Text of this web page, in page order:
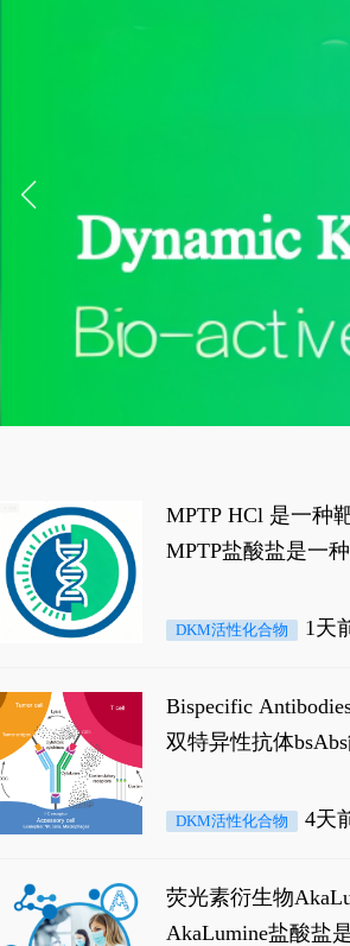
MPTP HCl 是一种
经典应用即为选择
MPTP盐酸盐是一
DKM活性化合物 1天
Bispecific
双特异性抗体
DKM活性化合物 4天
荧光素衍生物
穿透能力，大幅增
AkaLumine盐酸盐